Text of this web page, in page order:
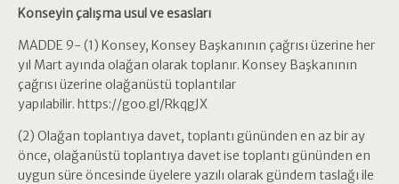
Konseyin çalışma usul ve esasları
MADDE 9- (1) Konsey, Konsey Başkanının çağrısı üzerine her
yıl Mart ayında olağan olarak toplanır. Konsey Başkanının
çağrısı üzerine olağanüstü toplantılar
yapılabilir. https://goo.gl/RkqgJX
(2) Olağan toplantıya davet, toplantı gününden en az bir ay
önce, olağanüstü toplantıya davet ise toplantı gününden en
uygun süre öncesinde üyelere yazılı olarak gündem taslağı ile